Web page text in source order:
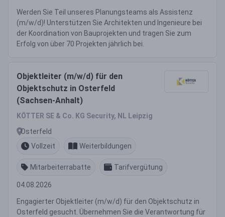
Werden Sie Teil unseres Planungsteams als Assistenz
(m/w/d)! Unterstützen Sie Architekten und Ingenieure bei
der Koordination von Bauprojekten und tragen Sie zum
Erfolg von über 70 Projekten jährlich bei.
Objektleiter (m/w/d) für den
Objektschutz in Osterfeld
(Sachsen-Anhalt)
KÖTTER SE & Co. KG Security, NL Leipzig
Osterfeld
Vollzeit
Weiterbildungen
Mitarbeiterrabatte Tarifvergütung
04.08.2026
Engagierter Objektleiter (m/w/d) für den Objektschutz in
Osterfeld gesucht. Übernehmen Sie die Verantwortung für